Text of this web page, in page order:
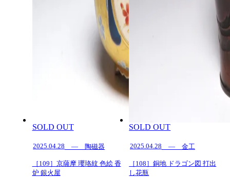
SOLD OUT
2025.04.28 — 陶磁器
［109］京薩摩 瓔珞紋 色絵 香
炉 銀火屋
SOLD OUT
2025.04.28 — 金工
［108］銅地 ドラゴン図 打出
し花瓶